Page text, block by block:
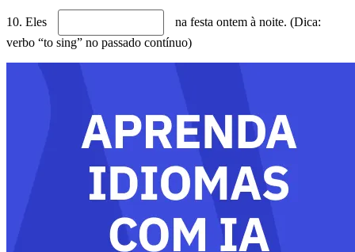
10. Eles
na festa ontem à noite. (Dica:
verbo “to sing” no passado contínuo)